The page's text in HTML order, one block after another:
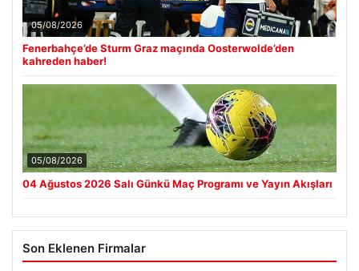
05/08/2026
Fenerbahçe’de Sturm Graz maçında Oosterwolde’den
kahreden haber!
05/08/2026
04 Ağustos 2026 Salı Günkü Maç Programı ve Yayın Akışları
Son Eklenen Firmalar